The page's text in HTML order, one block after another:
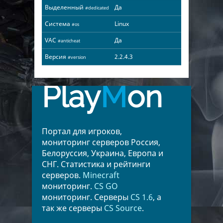
Выделенный #dedicated
Да
Система #os
Linux
VAC #anticheat
Да
Версия #version 2.2.4.3
PlayMon
Портал для игроков,
мониторинг серверов Россия,
Белоруссия, Украина, Европа и
СНГ. Статистика и рейтинги
серверов. Minecraft
мониторинг. CS GO
мониторинг. Серверы CS 1.6, а
так же серверы CS Source.